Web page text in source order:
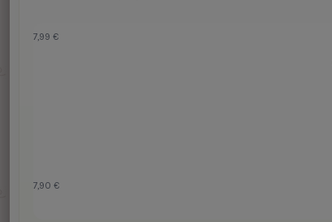
7,99 €
7,90 €